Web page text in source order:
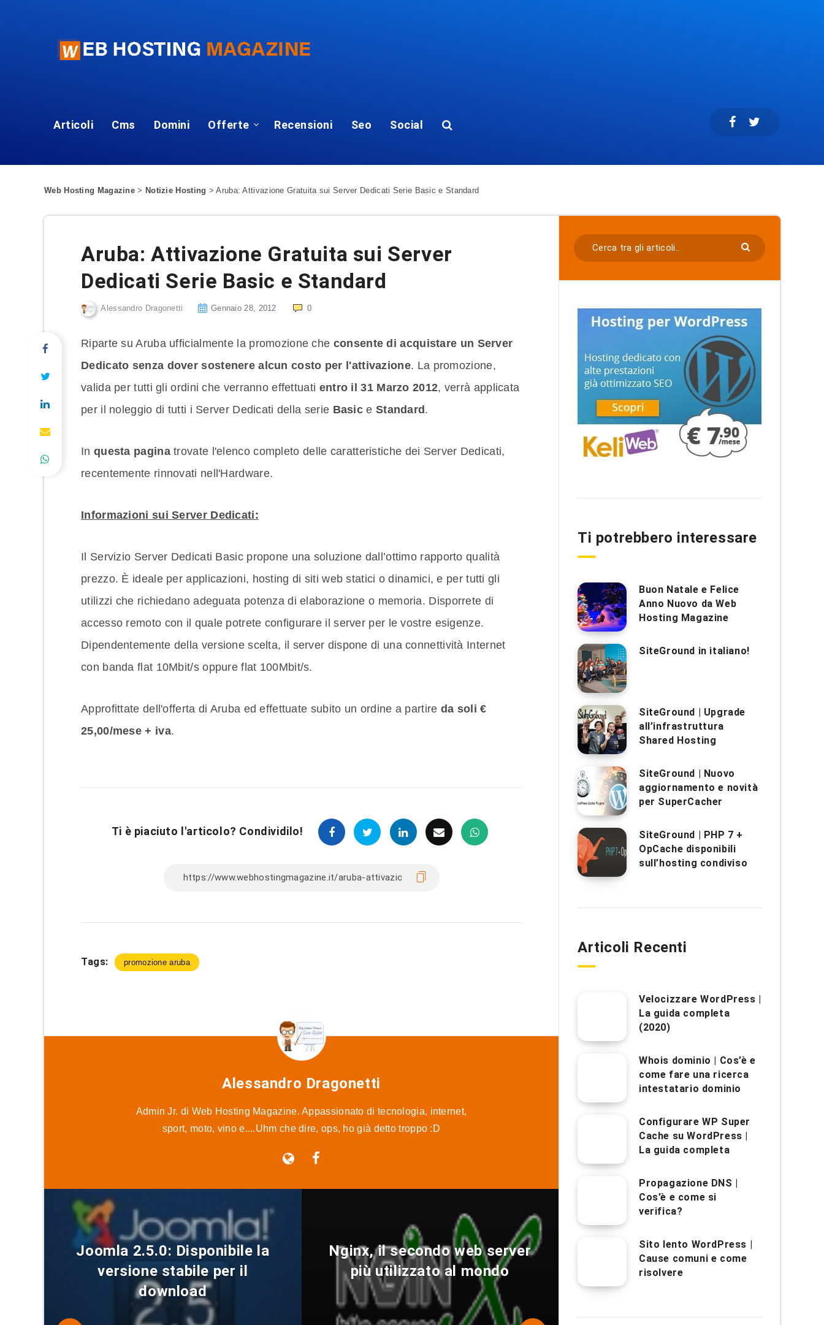
Articoli Cms Domini Offerte Recensioni Seo Social
Web Hosting Magazine > Notizie Hosting >Aruba: Attivazione Gratuita sui Server Dedicati Serie Basic e Standard
Aruba: Attivazione Gratuita sui Server
Dedicati Serie Basic e Standard
Alessandro Dragonetti Gennaio 28, 2012 0
Riparte su Aruba ufficialmente la promozione che consente di acquistare un Server
Dedicato senza dover sostenere alcun costo per l'attivazione. La promozione,
valida per tutti gli ordini che verranno effettuati entro il 31 Marzo 2012, verrà applicata
per il noleggio di tutti i Server Dedicati della serie Basic e Standard.
In questa paginatrovate l'elenco completo delle caratteristiche dei Server Dedicati,
recentemente rinnovati nell'Hardware.
Informazioni sui Server Dedicati:
Il Servizio Server Dedicati Basic propone una soluzione dall’ottimo rapporto qualità
prezzo. È ideale per applicazioni, hosting di siti web statici o dinamici, e per tutti gli
utilizzi che richiedano adeguata potenza di elaborazione o memoria. Disporrete di
accesso remoto con il quale potrete configurare il server per le vostre esigenze.
Dipendentemente della versione scelta, il server dispone di una connettività Internet
con banda flat 10Mbit/s oppure flat 100Mbit/s.
Approfittate dell'offerta di Aruba ed effettuate subito un ordine a partire da soli €
25,00/mese + iva.
Ti è piaciuto l'articolo? Condividilo!
Tags: promozione aruba
Alessandro Dragonetti
Admin Jr. di Web Hosting Magazine. Appassionato di tecnologia, internet,
sport, moto, vino e....Uhm che dire, ops, ho già detto troppo :D
Joomla 2.5.0: Disponibile la
versione stabile per il
download
Nginx, il secondo web server
più utilizzato al mondo
Ti potrebbero interessare
Buon Natale e Felice
Anno Nuovo da Web
Hosting Magazine
SiteGround in italiano!
SiteGround | Upgrade
all’infrastruttura
Shared Hosting
SiteGround | Nuovo
aggiornamento e novità
per SuperCacher
SiteGround | PHP 7 +
OpCache disponibili
sull’hosting condiviso
Articoli Recenti
Velocizzare WordPress |
La guida completa
(2020)
Whois dominio | Cos’è e
come fare una ricerca
intestatario dominio
Configurare WP Super
Cache su WordPress |
La guida completa
Propagazione DNS |
Cos’è e come si
verifica?
Sito lento WordPress |
Cause comuni e come
risolvere